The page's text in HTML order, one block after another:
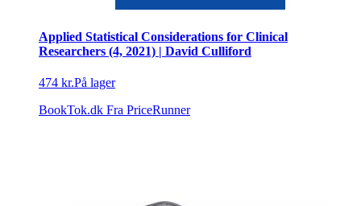
Applied Statistical Considerations for Clinical
Researchers (4, 2021) | David Culliford
474 kr.På lager
BookTok.dk Fra PriceRunner